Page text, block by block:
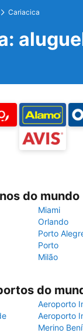
Cariacica
do mundo
Miami
Orlando
Porto
Porto
Milão
do
Aeroporto
Aeroporto
Merino